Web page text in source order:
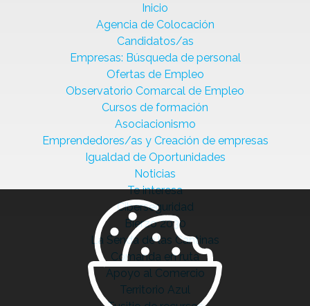
Inicio
Agencia de Colocación
Candidatos/as
Empresas: Búsqueda de personal
Ofertas de Empleo
Observatorio Comarcal de Empleo
Cursos de formación
Asociacionismo
Emprendedores/as y Creación de empresas
Igualdad de Oportunidades
Noticias
Te interesa
Ciberseguridad
Bierzo 2030
La Senda de las Cantinas
Comanda en ruta
Apoyo al Comercio
Territorio Azul